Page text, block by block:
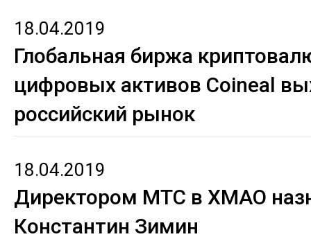
18.04.2019
Глобальная биржа
цифровых активов Coineal
российский рынок
18.04.2019
Директором МТС в ХМАО
Константин Зимин